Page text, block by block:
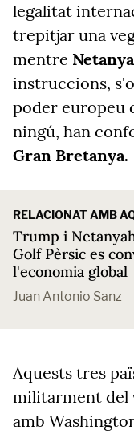
legalitat
trepitjar una
mentre
instruccions,
poder europeu
ningú, han
Gran Bretanya.
RELACIONAT AMB
Trump i
Golf Pèrsic es
l'economia global
Juan Antonio Sanz
Aquests tres
militarment del
amb